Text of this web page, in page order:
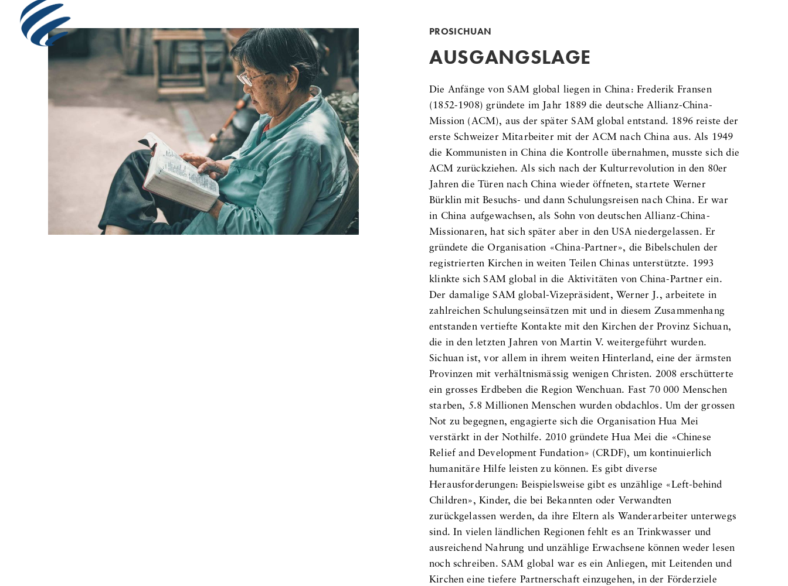
PROSICHUAN
AUSGANGSLAGE
Die Anfänge von SAM global liegen in China: Frederik Fransen
(1852-1908) gründete im Jahr 1889 die deutsche Allianz-China-
Mission (ACM), aus der später SAM global entstand. 1896 reiste der
erste Schweizer Mitarbeiter mit der ACM nach China aus. Als 1949
die Kommunisten in China die Kontrolle übernahmen, musste sich die
ACM zurückziehen. Als sich nach der Kulturrevolution in den 80er
Jahren die Türen nach China wieder öffneten, startete Werner
Bürklin mit Besuchs- und dann Schulungsreisen nach China. Er war
in China aufgewachsen, als Sohn von deutschen Allianz-China-
Missionaren, hat sich später aber in den USA niedergelassen. Er
gründete die Organisation «China-Partner», die Bibelschulen der
registrierten Kirchen in weiten Teilen Chinas unterstützte. 1993
klinkte sich SAM global in die Aktivitäten von China-Partner ein.
Der damalige SAM global-Vizepräsident, Werner J., arbeitete in
zahlreichen Schulungseinsätzen mit und in diesem Zusammenhang
entstanden vertiefte Kontakte mit den Kirchen der Provinz Sichuan,
die in den letzten Jahren von Martin V. weitergeführt wurden.
Sichuan ist, vor allem in ihrem weiten Hinterland, eine der ärmsten
Provinzen mit verhältnismässig wenigen Christen. 2008 erschütterte
ein grosses Erdbeben die Region Wenchuan. Fast 70 000 Menschen
starben, 5.8 Millionen Menschen wurden obdachlos. Um der grossen
Not zu begegnen, engagierte sich die Organisation Hua Mei
verstärkt in der Nothilfe. 2010 gründete Hua Mei die «Chinese
Relief and Development Fundation» (CRDF), um kontinuierlich
humanitäre Hilfe leisten zu können. Es gibt diverse
Herausforderungen: Beispielsweise gibt es unzählige «Left-behind
Children», Kinder, die bei Bekannten oder Verwandten
zurückgelassen werden, da ihre Eltern als Wanderarbeiter unterwegs
sind. In vielen ländlichen Regionen fehlt es an Trinkwasser und
ausreichend Nahrung und unzählige Erwachsene können weder lesen
noch schreiben. SAM global war es ein Anliegen, mit Leitenden und
Kirchen eine tiefere Partnerschaft einzugehen, in der Förderziele